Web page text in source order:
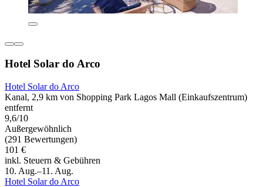
Hotel Solar do Arco
Hotel Solar do Arco
Kanal, 2,9 km von Shopping Park Lagos Mall (Einkaufszentrum)
entfernt
9,6/10
Außergewöhnlich
(291 Bewertungen)
101 €
inkl. Steuern & Gebühren
10. Aug.–11. Aug.
Hotel Solar do Arco